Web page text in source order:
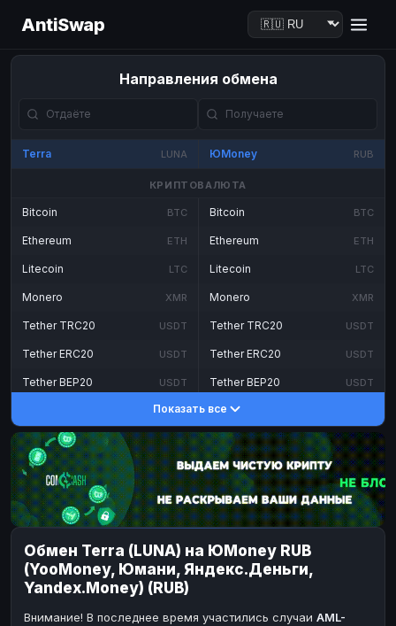
AntiSwap
Направления обмена
Terra LUNA ЮMoney RUB
КРИПТОВАЛЮТА
Bitcoin BTC
Ethereum ETH
Litecoin LTC
Monero XMR
Tether TRC20 USDT
Tether ERC20 USDT
Tether BEP20 USDT
DASH
Toncoin TON
Dogecoin DOGE
TRX TRON
Bitcoin Cash BCH
BinanceCoin BEP20
Ether Classic ETC
Bitcoin BTC
Ethereum ETH
Litecoin LTC
Monero XMR
Tether TRC20 USDT
Tether ERC20 USDT
Tether BEP20 USDT
DASH
Toncoin TON
Dogecoin DOGE
TRX TRON
Bitcoin Cash BCH
BinanceCoin
Ether Classic
Показать все
Обмен Terra (LUNA) на ЮMoney RUB
(YooMoney, Юмани, Яндекс.Деньги,
Yandex.Money) (RUB)
Внимание! В последнее время участились случаи AML-